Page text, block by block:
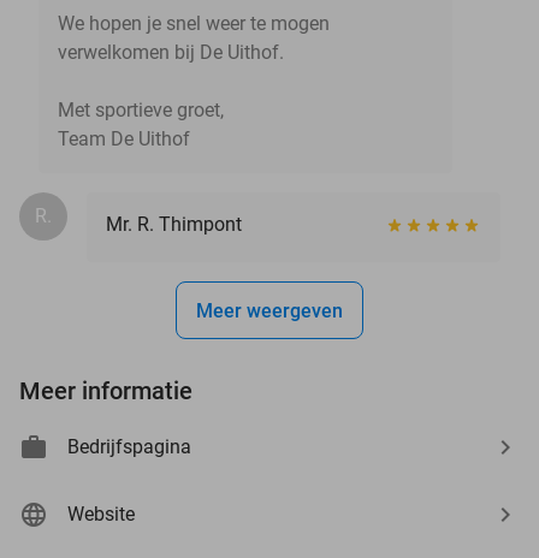
We hopen je snel weer te mogen
verwelkomen bij De Uithof.
Met sportieve groet,
Team De Uithof
R. Mr. R. Thimpont
Meer weergeven
Meer informatie
Bedrijfspagina
Website